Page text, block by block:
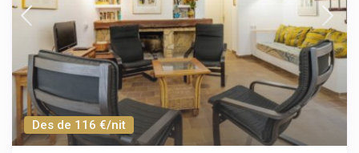
Des de 116 €/nit